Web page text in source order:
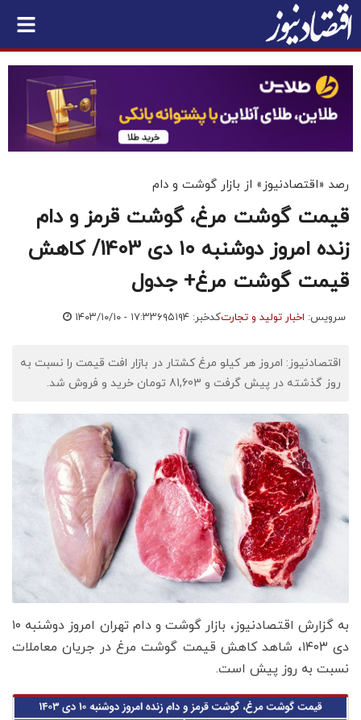
رصد «اقتصادنیوز» از بازار گوشت و دام
قیمت گوشت مرغ، گوشت قرمز و دام
زنده امروز دوشنبه ۱۰ دی 1403/ کاهش
قیمت گوشت مرغ+ جدول
سرویس: اخبار تولید و تجارتکدخبر: ۶۹۵۱۹۴ ۱۴۰۳/۱۰/۱۰ - ۱۷:۳۳
​اقتصادنیوز: امروز هر کیلو مرغ کشتار در بازار افت قیمت را نسبت به
روز گذشته در پیش گرفت و 81,603 تومان خرید و فروش شد.
به گزارش اقتصادنیوز، بازار گوشت و دام تهران امروز دوشنبه ۱۰
دی ۱۴۰۳، شاهد کاهش قیمت گوشت مرغ در جریان معاملات
نسبت به روز پیش است.